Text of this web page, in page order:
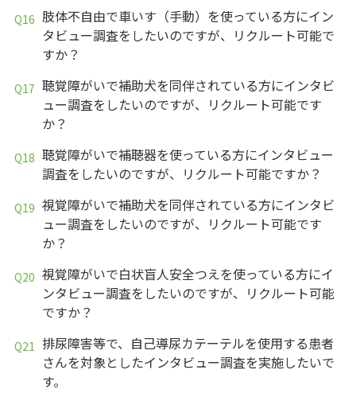
肢体不自由で車いす（手動）を使っている方にイン
タビュー調査をしたいのですが、リクルート可能で
すか？
聴覚障がいで補助犬を同伴されている方にインタビ
ュー調査をしたいのですが、リクルート可能です
か？
聴覚障がいで補聴器を使っている方にインタビュー
調査をしたいのですが、リクルート可能ですか？
視覚障がいで補助犬を同伴されている方にインタビ
ュー調査をしたいのですが、リクルート可能です
か？
視覚障がいで白状盲人安全つえを使っている方にイ
ンタビュー調査をしたいのですが、リクルート可能
ですか？
排尿障害等で、自己導尿カテーテルを使用する患者
さんを対象としたインタビュー調査を実施したいで
す。